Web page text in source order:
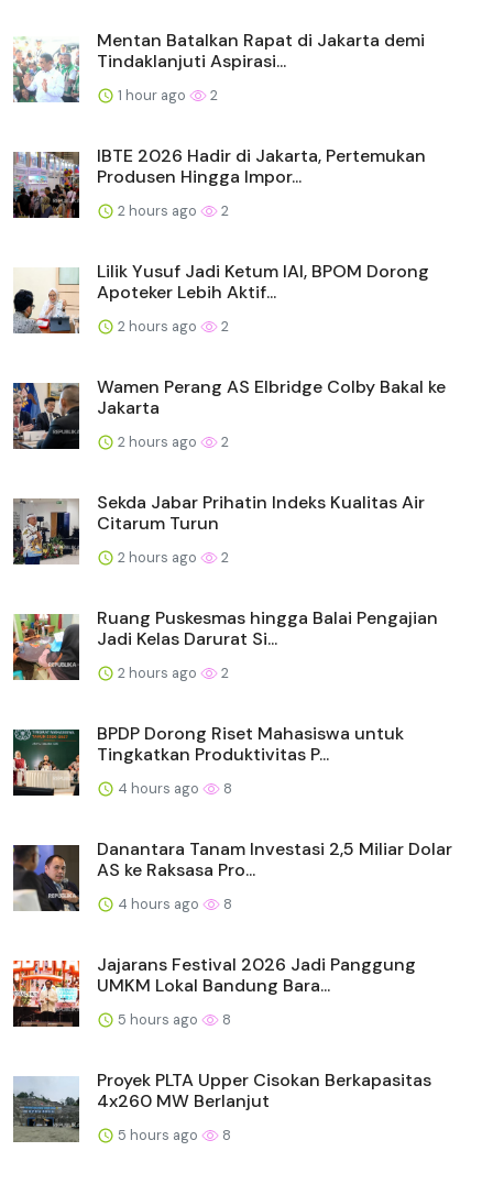
Mentan Batalkan Rapat di Jakarta demi
Tindaklanjuti Aspirasi...
1 hour ago 2
IBTE 2026 Hadir di Jakarta, Pertemukan
Produsen Hingga Impor...
2 hours ago 2
Lilik Yusuf Jadi Ketum IAI, BPOM Dorong
Apoteker Lebih Aktif...
2 hours ago 2
Wamen Perang AS Elbridge Colby Bakal ke
Jakarta
2 hours ago 2
Sekda Jabar Prihatin Indeks Kualitas Air
Citarum Turun
2 hours ago 2
Ruang Puskesmas hingga Balai Pengajian
Jadi Kelas Darurat Si...
2 hours ago 2
BPDP Dorong Riset Mahasiswa untuk
Tingkatkan Produktivitas P...
4 hours ago 8
Danantara Tanam Investasi 2,5 Miliar Dolar
AS ke Raksasa Pro...
4 hours ago 8
Jajarans Festival 2026 Jadi Panggung
UMKM Lokal Bandung Bara...
5 hours ago 8
Proyek PLTA Upper Cisokan Berkapasitas
4x260 MW Berlanjut
5 hours ago 8